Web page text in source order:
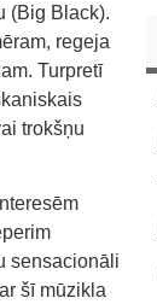
(Big Black).
regeja
Turpretī
trokšņu
sensacionāli
šī mūzikla